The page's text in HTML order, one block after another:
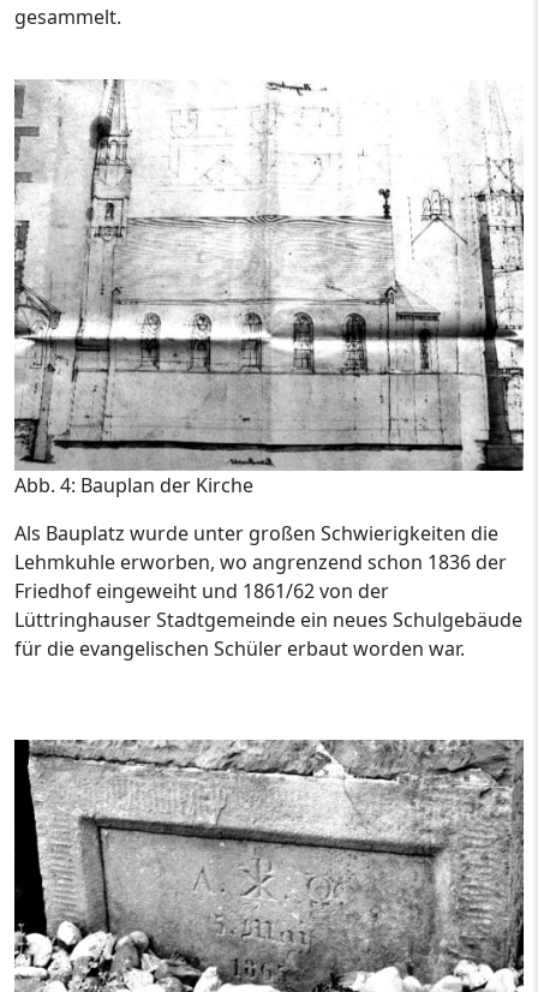
gesammelt.
Abb. 4: Bauplan der Kirche
Als Bauplatz wurde unter großen Schwierigkeiten die
Lehmkuhle erworben, wo angrenzend schon 1836 der
Friedhof eingeweiht und 1861/62 von der
Lüttringhauser Stadtgemeinde ein neues Schulgebäude
für die evangelischen Schüler erbaut worden war.